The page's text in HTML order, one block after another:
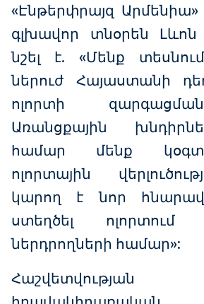
«Էնթերփրայզ
գլխավոր տնօրեն Լևոն
նշել է. «Մենք
ներուժ Հայաստանի
ոլորտի
Առանցքային
համար մենք
ոլորտային
կարող է նոր
ստեղծել ոլորտում
ներդրողների համար»:
Հաշվետվության